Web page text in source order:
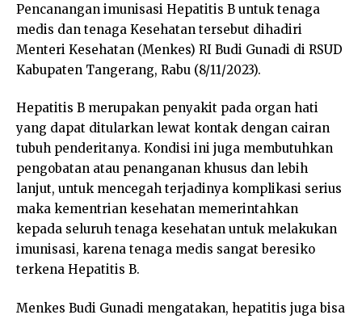
Pencanangan imunisasi Hepatitis B untuk tenaga
medis dan tenaga Kesehatan tersebut dihadiri
Menteri Kesehatan (Menkes) RI Budi Gunadi di RSUD
Kabupaten Tangerang, Rabu (8/11/2023).
Hepatitis B merupakan penyakit pada organ hati
yang dapat ditularkan lewat kontak dengan cairan
tubuh penderitanya. Kondisi ini juga membutuhkan
pengobatan atau penanganan khusus dan lebih
lanjut, untuk mencegah terjadinya komplikasi serius
maka kementrian kesehatan memerintahkan
kepada seluruh tenaga kesehatan untuk melakukan
imunisasi, karena tenaga medis sangat beresiko
terkena Hepatitis B.
Menkes Budi Gunadi mengatakan, hepatitis juga bisa